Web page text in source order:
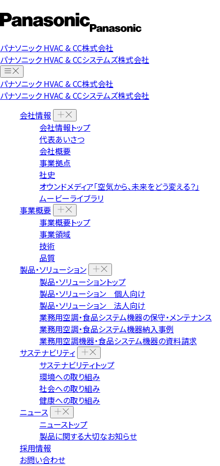
パナソニック HVAC & CC株式会社
パナソニック HVAC & CCシステムズ株式会社
パナソニック HVAC & CC株式会社
パナソニック HVAC & CCシステムズ株式会社
会社情報
会社情報トップ
代表あいさつ
会社概要
事業拠点
社史
オウンドメディア「空気から、未来をどう変える？」
ムービーライブラリ
事業概要
事業概要トップ
事業領域
技術
品質
製品・ソリューション
製品・ソリューショントップ
製品・ソリューション 個人向け
製品・ソリューション 法人向け
業務用空調・食品システム機器の保守・メンテナンス
業務用空調・食品システム機器納入事例
業務用空調機器・食品システム機器の資料請求
サステナビリティ
サステナビリティトップ
環境への取り組み
社会への取り組み
健康への取り組み
ニュース
ニューストップ
製品に関する大切なお知らせ
採用情報
お問い合わせ